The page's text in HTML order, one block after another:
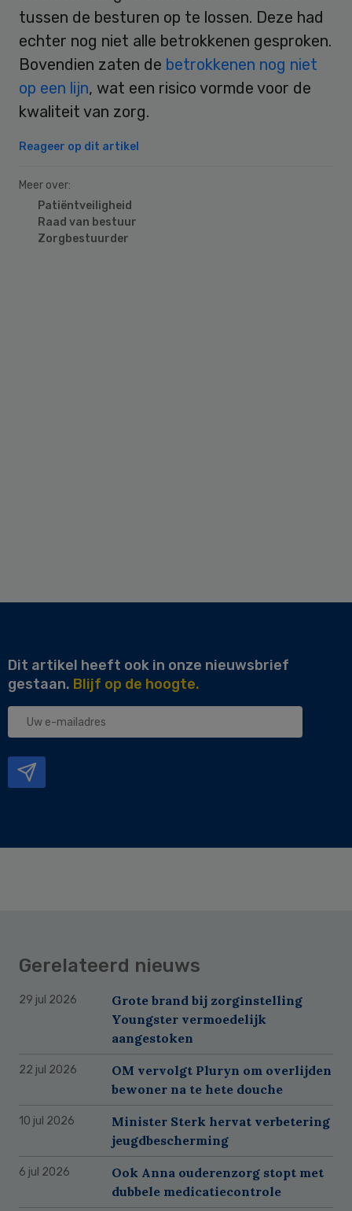
tussen de besturen op te lossen. Deze had
echter nog niet alle betrokkenen gesproken.
Bovendien zaten de betrokkenen nog niet
op een lijn, wat een risico vormde voor de
kwaliteit van zorg.
Reageer op dit artikel
Meer over:
Patiëntveiligheid
Raad van bestuur
Zorgbestuurder
Dit artikel heeft ook in onze nieuwsbrief
gestaan. Blijf op de hoogte.
Uw
Gerelateerd nieuws
29 jul 2026
Grote brand bij zorginstelling
Youngster vermoedelijk
aangestoken
22 jul 2026
OM vervolgt Pluryn om overlijden
bewoner na te hete douche
10 jul 2026
Minister Sterk hervat verbetering
jeugdbescherming
6 jul 2026
Ook Anna ouderenzorg stopt met
dubbele medicatiecontrole